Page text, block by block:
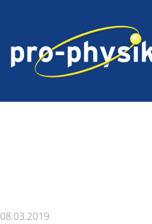
08.03.2019